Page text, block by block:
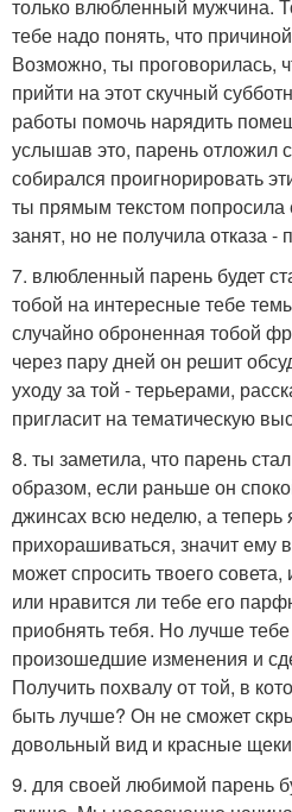
только влюбленный мужчина.
тебе надо понять, что
Возможно, ты проговорилась,
прийти на этот скучный
работы помочь нарядить
услышав это, парень отложил
собирался проигнорировать
ты прямым текстом попросила
занят, но не получила отказа
7. влюбленный парень будет
тобой на интересные тебе
случайно оброненная тобой
через пару дней он решит
уходу за той - терьерами,
пригласит на тематическую
8. ты заметила, что парень
образом, если раньше он
джинсах всю неделю, а теперь
прихорашиваться, значит ему
может спросить твоего
или нравится ли тебе его
приобнять тебя. Но лучше
произошедшие изменения и
Получить похвалу от той, в
быть лучше? Он не сможет
довольный вид и красные
9. для своей любимой парень